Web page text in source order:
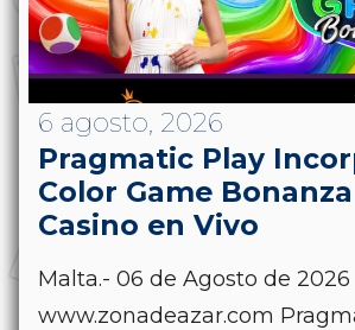
6 agosto, 2026
Pragmatic Play
Color Game
Casino en Vivo
Malta.- 06 de Agosto de 2026
www.zonadeazar.com